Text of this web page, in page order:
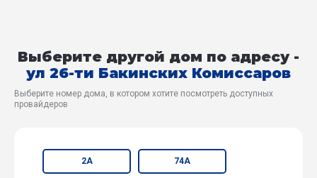
Выберите другой дом по адресу -
ул 26-ти Бакинских Комиссаров
Выберите номер дома, в котором хотите посмотреть доступных
провайдеров
2А 74А